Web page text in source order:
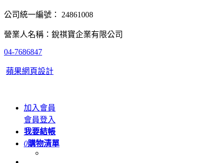
公司統一編號： 24861008
營業人名稱：銳祺寶企業有限公司
04-7686847
蘋果網頁設計
加入會員
會員登入
我要結帳
0購物清單